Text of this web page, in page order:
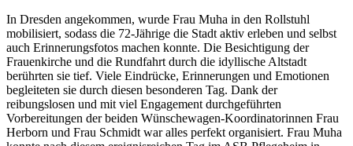
In Dresden angekommen, wurde Frau Muha in den Rollstuhl
mobilisiert, sodass die 72-Jährige die Stadt aktiv erleben und selbst
auch Erinnerungsfotos machen konnte. Die Besichtigung der
Frauenkirche und die Rundfahrt durch die idyllische Altstadt
berührten sie tief. Viele Eindrücke, Erinnerungen und Emotionen
begleiteten sie durch diesen besonderen Tag. Dank der
reibungslosen und mit viel Engagement durchgeführten
Vorbereitungen der beiden Wünschewagen-Koordinatorinnen Frau
Herborn und Frau Schmidt war alles perfekt organisiert. Frau Muha